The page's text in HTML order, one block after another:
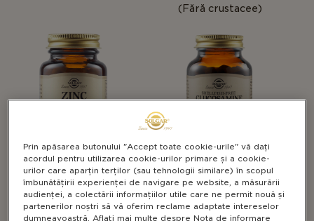
(Fără crustacee)
SUPLIMENTE PENTRU
ANXIETATE & ANTISTRES
ALTE CATEGORII
Zinc 50 mg
SUPLIMENTE PENTRU PĂR,
UNGHII ȘI PIELE SĂNĂTOASĂ
ALTE CATEGORII
Glucosamine, Hyaluronic
Prin apăsarea butonului "Accept toate cookie-urile" vă dați
acordul pentru utilizarea cookie-urilor primare și a cookie-
urilor care aparțin terților (sau tehnologii similare) în scopul
îmbunătățirii experienței de navigare pe website, a măsurării
audienței, a colectării informațiilor utile care ne permit nouă și
partenerilor noștri să vă oferim reclame adaptate intereselor
dumneavoastră. Aflați mai multe despre Nota de informare